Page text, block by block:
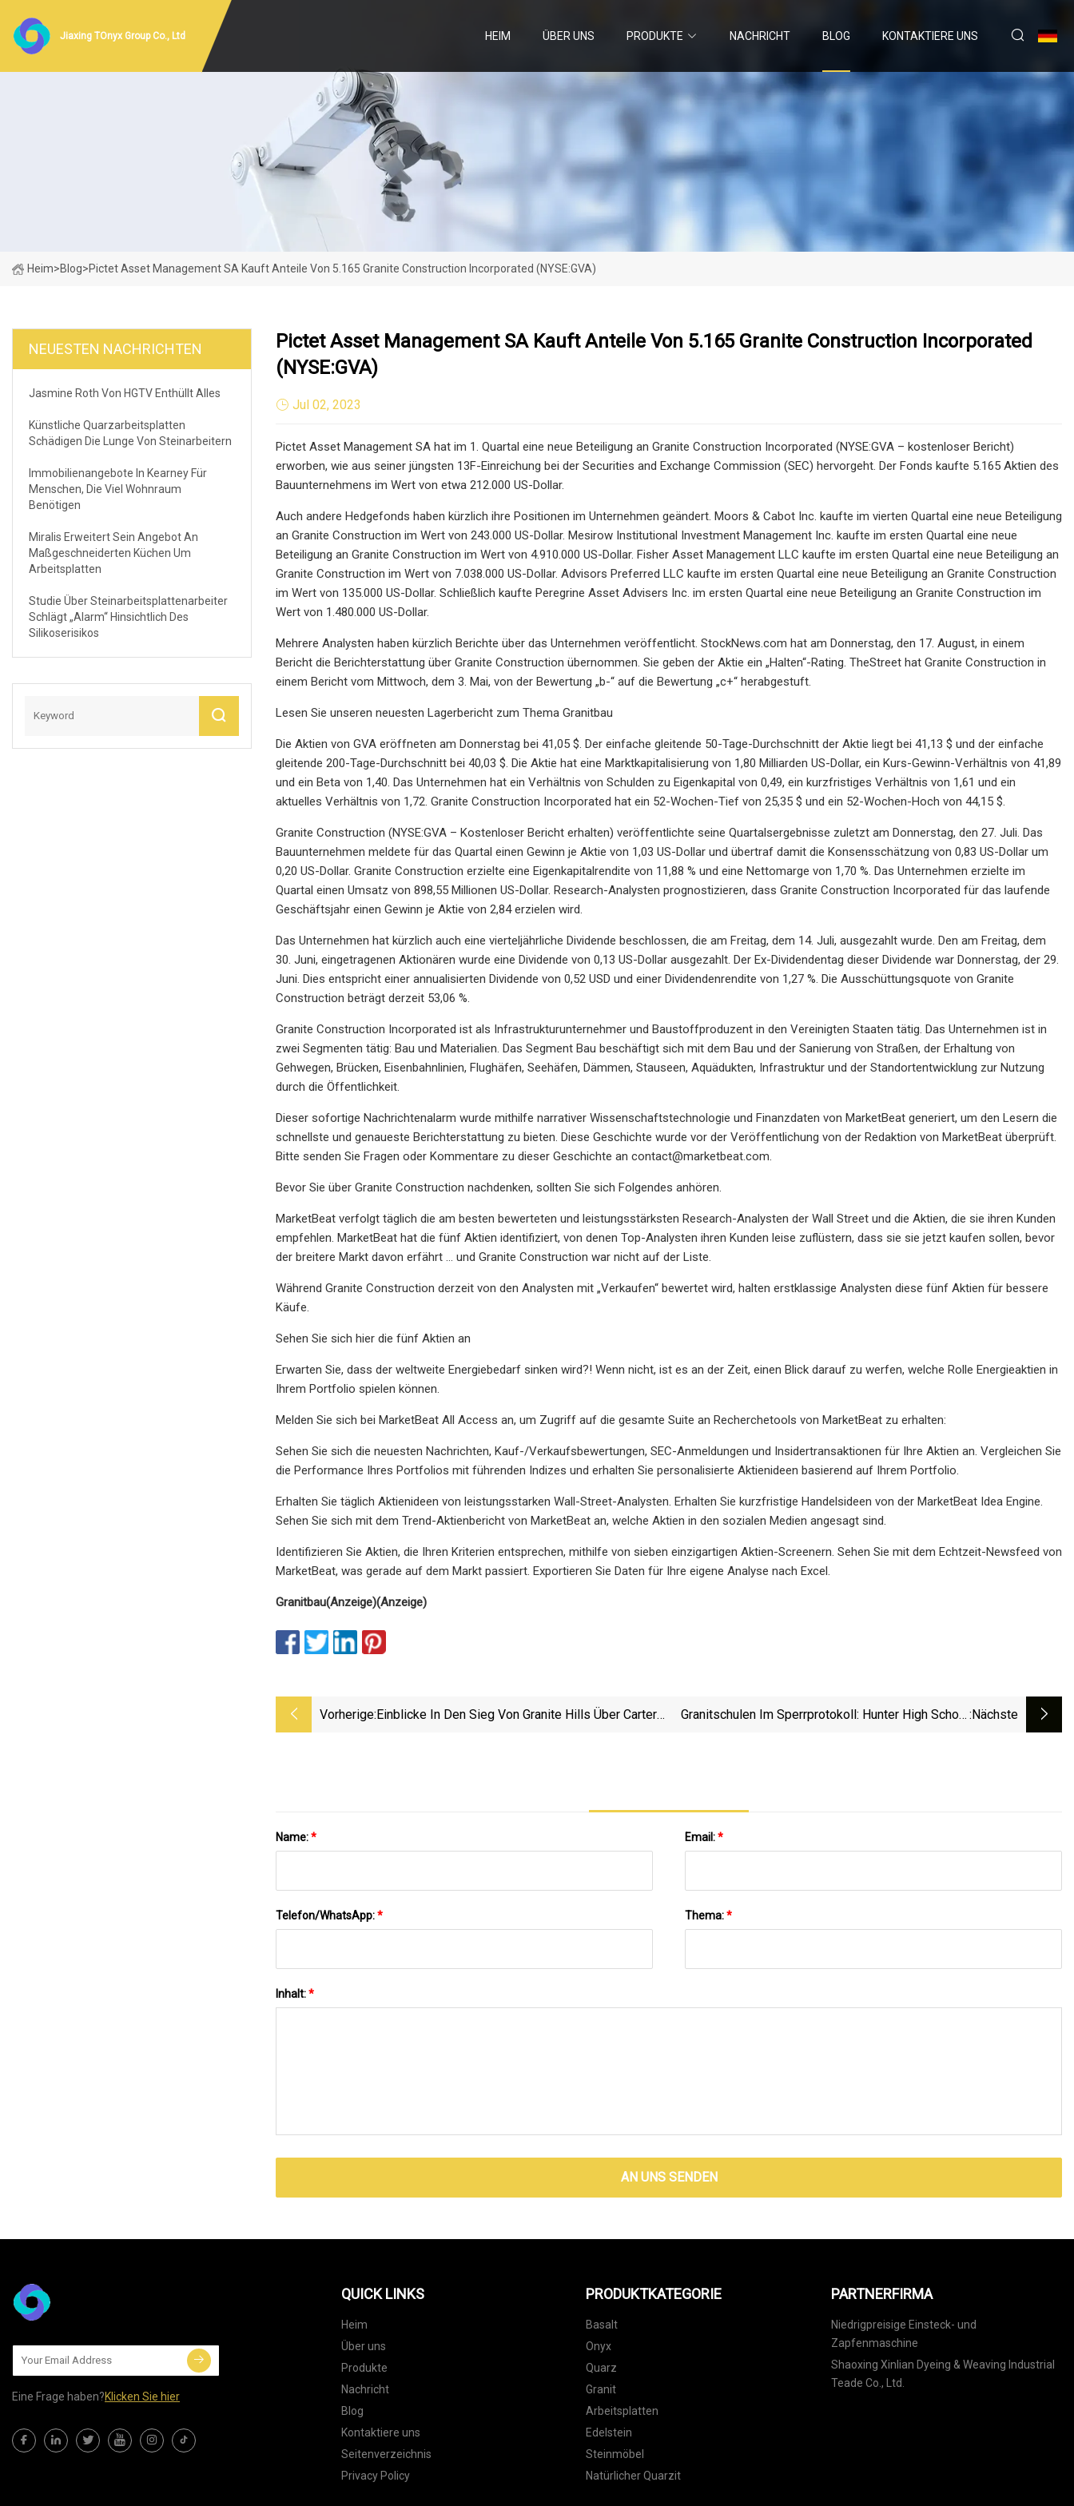
Jiaxing TOnyx Group Co., Ltd HEIM ÜBER UNS PRODUKTE NACHRICHT BLOG KONTAKTIERE UNS
Heim>Blog>Pictet Asset Management SA Kauft Anteile Von 5.165 Granite Construction Incorporated (NYSE:GVA)
NEUESTEN NACHRICHTEN
Jasmine Roth Von HGTV Enthüllt Alles
Künstliche Quarzarbeitsplatten
Schädigen Die Lunge Von Steinarbeitern
Immobilienangebote In Kearney Für
Menschen, Die Viel Wohnraum
Benötigen
Miralis Erweitert Sein Angebot An
Maßgeschneiderten Küchen Um
Arbeitsplatten
Studie Über Steinarbeitsplattenarbeiter
Schlägt „Alarm“ Hinsichtlich Des
Silikoserisikos
Pictet Asset Management SA Kauft Anteile Von 5.165 Granite Construction Incorporated
(NYSE:GVA)
Jul 02, 2023
Pictet Asset Management SA hat im 1. Quartal eine neue Beteiligung an Granite Construction Incorporated (NYSE:GVA – kostenloser Bericht)
erworben, wie aus seiner jüngsten 13F-Einreichung bei der Securities and Exchange Commission (SEC) hervorgeht. Der Fonds kaufte 5.165 Aktien des
Bauunternehmens im Wert von etwa 212.000 US-Dollar.
Auch andere Hedgefonds haben kürzlich ihre Positionen im Unternehmen geändert. Moors & Cabot Inc. kaufte im vierten Quartal eine neue Beteiligung
an Granite Construction im Wert von 243.000 US-Dollar. Mesirow Institutional Investment Management Inc. kaufte im ersten Quartal eine neue
Beteiligung an Granite Construction im Wert von 4.910.000 US-Dollar. Fisher Asset Management LLC kaufte im ersten Quartal eine neue Beteiligung an
Granite Construction im Wert von 7.038.000 US-Dollar. Advisors Preferred LLC kaufte im ersten Quartal eine neue Beteiligung an Granite Construction
im Wert von 135.000 US-Dollar. Schließlich kaufte Peregrine Asset Advisers Inc. im ersten Quartal eine neue Beteiligung an Granite Construction im
Wert von 1.480.000 US-Dollar.
Mehrere Analysten haben kürzlich Berichte über das Unternehmen veröffentlicht. StockNews.com hat am Donnerstag, den 17. August, in einem
Bericht die Berichterstattung über Granite Construction übernommen. Sie geben der Aktie ein „Halten“-Rating. TheStreet hat Granite Construction in
einem Bericht vom Mittwoch, dem 3. Mai, von der Bewertung „b-“ auf die Bewertung „c+“ herabgestuft.
Lesen Sie unseren neuesten Lagerbericht zum Thema Granitbau
Die Aktien von GVA eröffneten am Donnerstag bei 41,05 $. Der einfache gleitende 50-Tage-Durchschnitt der Aktie liegt bei 41,13 $ und der einfache
gleitende 200-Tage-Durchschnitt bei 40,03 $. Die Aktie hat eine Marktkapitalisierung von 1,80 Milliarden US-Dollar, ein Kurs-Gewinn-Verhältnis von 41,89
und ein Beta von 1,40. Das Unternehmen hat ein Verhältnis von Schulden zu Eigenkapital von 0,49, ein kurzfristiges Verhältnis von 1,61 und ein
aktuelles Verhältnis von 1,72. Granite Construction Incorporated hat ein 52-Wochen-Tief von 25,35 $ und ein 52-Wochen-Hoch von 44,15 $.
Granite Construction (NYSE:GVA – Kostenloser Bericht erhalten) veröffentlichte seine Quartalsergebnisse zuletzt am Donnerstag, den 27. Juli. Das
Bauunternehmen meldete für das Quartal einen Gewinn je Aktie von 1,03 US-Dollar und übertraf damit die Konsensschätzung von 0,83 US-Dollar um
0,20 US-Dollar. Granite Construction erzielte eine Eigenkapitalrendite von 11,88 % und eine Nettomarge von 1,70 %. Das Unternehmen erzielte im
Quartal einen Umsatz von 898,55 Millionen US-Dollar. Research-Analysten prognostizieren, dass Granite Construction Incorporated für das laufende
Geschäftsjahr einen Gewinn je Aktie von 2,84 erzielen wird.
Das Unternehmen hat kürzlich auch eine vierteljährliche Dividende beschlossen, die am Freitag, dem 14. Juli, ausgezahlt wurde. Den am Freitag, dem
30. Juni, eingetragenen Aktionären wurde eine Dividende von 0,13 US-Dollar ausgezahlt. Der Ex-Dividendentag dieser Dividende war Donnerstag, der 29.
Juni. Dies entspricht einer annualisierten Dividende von 0,52 USD und einer Dividendenrendite von 1,27 %. Die Ausschüttungsquote von Granite
Construction beträgt derzeit 53,06 %.
Granite Construction Incorporated ist als Infrastrukturunternehmer und Baustoffproduzent in den Vereinigten Staaten tätig. Das Unternehmen ist in
zwei Segmenten tätig: Bau und Materialien. Das Segment Bau beschäftigt sich mit dem Bau und der Sanierung von Straßen, der Erhaltung von
Gehwegen, Brücken, Eisenbahnlinien, Flughäfen, Seehäfen, Dämmen, Stauseen, Aquädukten, Infrastruktur und der Standortentwicklung zur Nutzung
durch die Öffentlichkeit.
Dieser sofortige Nachrichtenalarm wurde mithilfe narrativer Wissenschaftstechnologie und Finanzdaten von MarketBeat generiert, um den Lesern die
schnellste und genaueste Berichterstattung zu bieten. Diese Geschichte wurde vor der Veröffentlichung von der Redaktion von MarketBeat überprüft.
Bitte senden Sie Fragen oder Kommentare zu dieser Geschichte an contact@marketbeat.com
Bevor Sie über Granite Construction nachdenken, sollten Sie sich Folgendes anhören.
MarketBeat verfolgt täglich die am besten bewerteten und leistungsstärksten Research-Analysten der Wall Street und die Aktien, die sie ihren Kunden
empfehlen. MarketBeat hat die fünf Aktien identifiziert, von denen Top-Analysten ihren Kunden leise zuflüstern, dass sie sie jetzt kaufen sollen, bevor
der breitere Markt davon erfährt … und Granite Construction war nicht auf der Liste.
Während Granite Construction derzeit von den Analysten mit „Verkaufen“ bewertet wird, halten erstklassige Analysten diese fünf Aktien für bessere
Käufe.
Sehen Sie sich hier die fünf Aktien an
Erwarten Sie, dass der weltweite Energiebedarf sinken wird?! Wenn nicht, ist es an der Zeit, einen Blick darauf zu werfen, welche Rolle Energieaktien in
Ihrem Portfolio spielen können.
Melden Sie sich bei MarketBeat All Access an, um Zugriff auf die gesamte Suite an Recherchetools von MarketBeat zu erhalten:
Sehen Sie sich die neuesten Nachrichten, Kauf-/Verkaufsbewertungen, SEC-Anmeldungen und Insidertransaktionen für Ihre Aktien an. Vergleichen Sie
die Performance Ihres Portfolios mit führenden Indizes und erhalten Sie personalisierte Aktienideen basierend auf Ihrem Portfolio.
Erhalten Sie täglich Aktienideen von leistungsstarken Wall-Street-Analysten. Erhalten Sie kurzfristige Handelsideen von der MarketBeat Idea Engine.
Sehen Sie sich mit dem Trend-Aktienbericht von MarketBeat an, welche Aktien in den sozialen Medien angesagt sind.
Identifizieren Sie Aktien, die Ihren Kriterien entsprechen, mithilfe von sieben einzigartigen Aktien-Screenern. Sehen Sie mit dem Echtzeit-Newsfeed von
MarketBeat, was gerade auf dem Markt passiert. Exportieren Sie Daten für Ihre eigene Analyse nach Excel.
Granitbau(Anzeige)(Anzeige)
Vorherige:Einblicke In Den Sieg Von Granite Hills Über Carter
Granitschulen Im Sperrprotokoll: Hunter High School :nächste
Name:* Email:*
Telefon/WhatsApp:* Thema:*
Inhalt:*
AN UNS SENDEN
Eine Frage haben?Klicken Sie hier
QUICK LINKS
Heim
Über uns
Produkte
Nachricht
Blog
Kontaktiere uns
Seitenverzeichnis
Privacy Policy
PRODUKTKATEGORIE
Basalt
Onyx
Quarz
Granit
Arbeitsplatten
Edelstein
Steinmöbel
Natürlicher Quarzit
PARTNERFIRMA
Niedrigpreisige Einsteck- und
Zapfenmaschine
Shaoxing Xinlian Dyeing & Weaving Industrial
Teade Co., Ltd.